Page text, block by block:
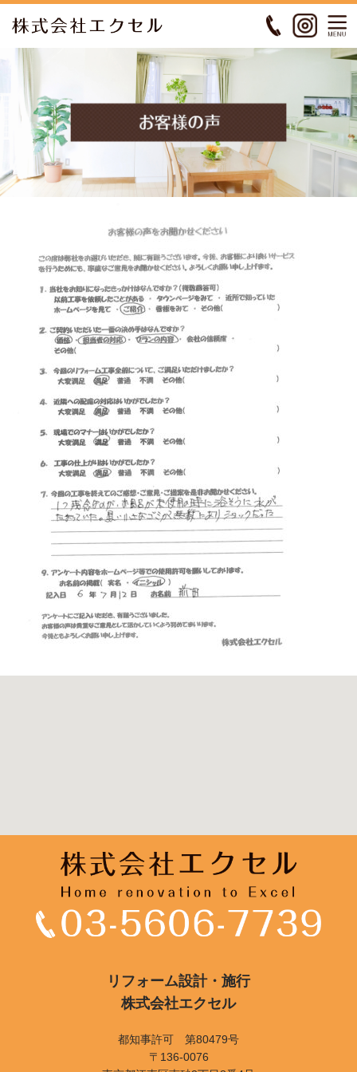
リフォーム設計・施行
株式会社エクセル
都知事許可 第80479号
〒136-0076